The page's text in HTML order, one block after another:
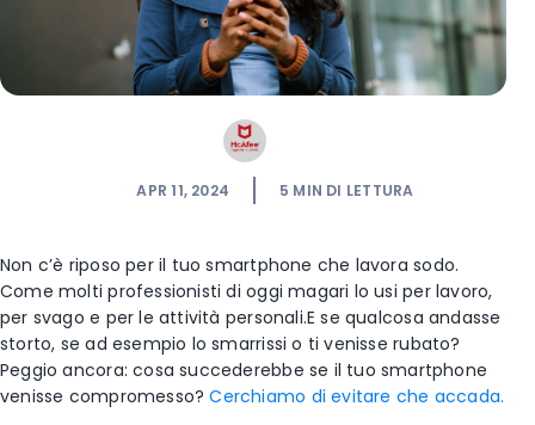
APR 11, 2024 5 MIN DI LETTURA
Non c’è riposo per il tuo smartphone che lavora sodo.
Come molti professionisti di oggi magari lo usi per lavoro,
per svago e per le attività personali.E se qualcosa andasse
storto, se ad esempio lo smarrissi o ti venisse rubato?
Peggio ancora: cosa succederebbe se il tuo smartphone
venisse compromesso?Cerchiamo di evitare che accada.